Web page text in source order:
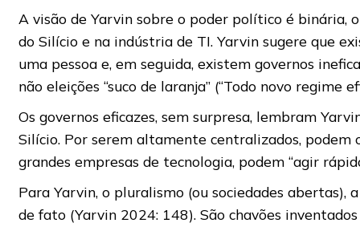
A visão de Yarvin sobre o poder político é binária,
do Silício e na indústria de TI. Yarvin sugere que
uma pessoa e, em seguida, existem governos
não eleições “suco de laranja” (“Todo novo regime
Os governos eficazes, sem surpresa, lembram
Silício. Por serem altamente centralizados, podem
grandes empresas de tecnologia, podem “agir
Para Yarvin, o pluralismo (ou sociedades
de fato (Yarvin 2024: 148). São chavões